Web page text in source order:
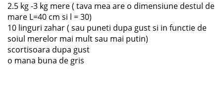
2.5 kg -3 kg mere ( tava mea are o dimensiune destul de
mare L=40 cm si l = 30)
10 linguri zahar ( sau puneti dupa gust si in functie de
soiul merelor mai mult sau mai putin)
scortisoara dupa gust
o mana buna de gris